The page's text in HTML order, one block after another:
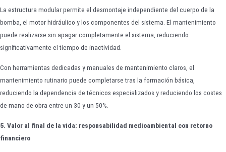
La estructura modular permite el desmontaje independiente del cuerpo de la
bomba, el motor hidráulico y los componentes del sistema. El mantenimiento
puede realizarse sin apagar completamente el sistema, reduciendo
significativamente el tiempo de inactividad.
Con herramientas dedicadas y manuales de mantenimiento claros, el
mantenimiento rutinario puede completarse tras la formación básica,
reduciendo la dependencia de técnicos especializados y reduciendo los costes
de mano de obra entre un 30 y un 50%.
5. Valor al final de la vida: responsabilidad medioambiental con retorno
financiero